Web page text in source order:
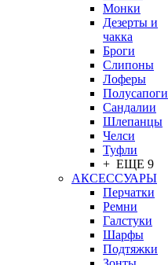
Монки
Дезерты и
чакка
Броги
Слипоны
Лоферы
Полусапоги
Сандалии
Шлепанцы
Челси
Туфли
+ ЕЩЕ 9
АКСЕССУАРЫ
Перчатки
Ремни
Галстуки
Шарфы
Подтяжки